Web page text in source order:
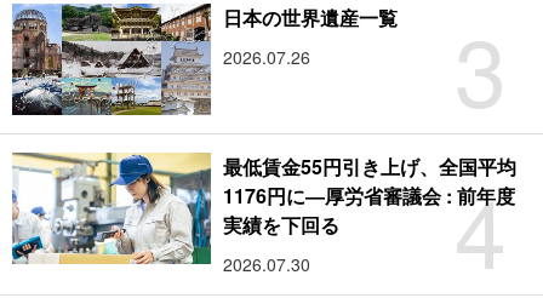
3
日本の世界遺産一覧
2026.07.26
4
最低賃金55円引き上げ、全国平均
1176円に―厚労省審議会 : 前年度
実績を下回る
2026.07.30